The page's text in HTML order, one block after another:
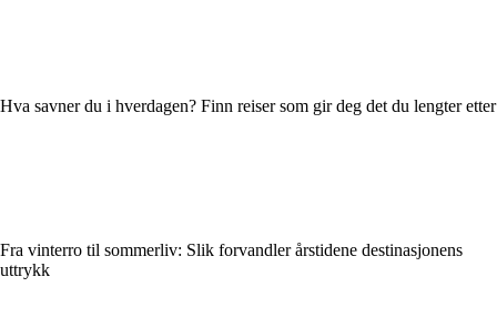
Hva savner du i hverdagen? Finn reiser som gir deg det du lengter etter
Fra vinterro til sommerliv: Slik forvandler årstidene destinasjonens
uttrykk